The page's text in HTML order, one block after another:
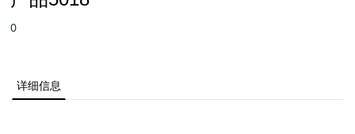
0
详细信息